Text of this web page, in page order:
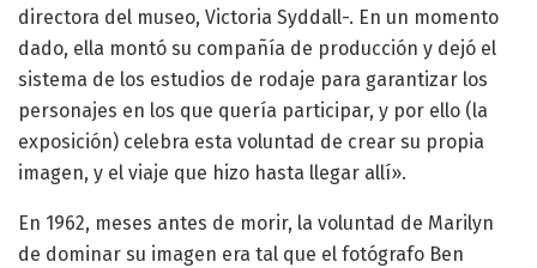
directora del museo, Victoria Syddall-. En un momento
dado, ella montó su compañía de producción y dejó el
sistema de los estudios de rodaje para garantizar los
personajes en los que quería participar, y por ello (la
exposición) celebra esta voluntad de crear su propia
imagen, y el viaje que hizo hasta llegar allí».
En 1962, meses antes de morir, la voluntad de Marilyn
de dominar su imagen era tal que el fotógrafo Ben